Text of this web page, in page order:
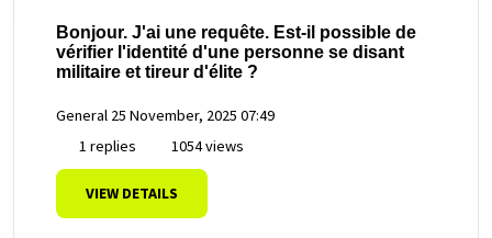
Bonjour. J'ai une requête. Est-il possible de
vérifier l'identité d'une personne se disant
militaire et tireur d'élite ?
General 25 November, 2025 07:49
1 replies
1054 views
VIEW DETAILS